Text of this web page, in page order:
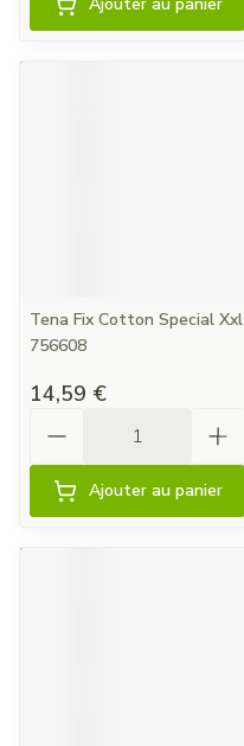
Tena Fix Cotton Special Xxl
756608
14,59 €
Ajouter au panier